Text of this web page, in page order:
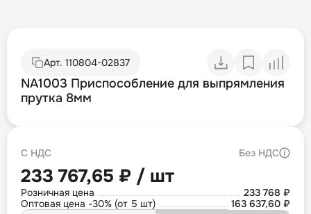
Арт. 110804-02837
NA1003 Приспособление для выпрямления
прутка 8мм
С НДС Без НДС
233 767,65 ₽ / шт
Розничная цена
233 768 ₽
Оптовая цена -30% (от 5 шт)
163 637,60 ₽